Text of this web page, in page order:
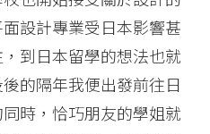
設計專業受日本影響甚
到日本留學的想法也就
的隔年我便出發前往日
時，恰巧朋友的學姐就